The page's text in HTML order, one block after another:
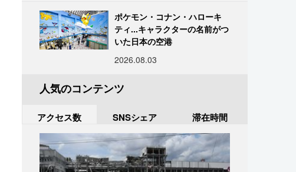
ポケモン・コナン・ハローキ
ティ...キャラクターの名前がつ
いた日本の空港
2026.08.03
人気のコンテンツ
アクセス数 SNSシェア 滞在時間